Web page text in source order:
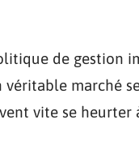
de gestion
véritable marché
vite se heurter